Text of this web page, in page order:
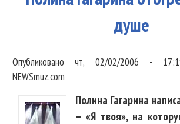
душе
Опубликованочт, 02/02/2006 -
NEWSmuz.com
Полина Гагарина
– «Я твоя», на